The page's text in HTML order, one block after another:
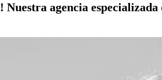
! Nuestra agencia